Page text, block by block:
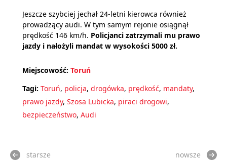
Jeszcze szybciej jechał 24-letni kierowca również
prowadzący audi. W tym samym rejonie osiągnął
prędkość 146 km/h. Policjanci zatrzymali mu prawo
jazdy i nałożyli mandat w wysokości 5000 zł.
Miejscowość: Toruń
Tagi: Toruń, policja, drogówka, prędkość, mandaty,
prawo jazdy, Szosa Lubicka, piraci drogowi,
bezpieczeństwo, Audi
starsze nowsze